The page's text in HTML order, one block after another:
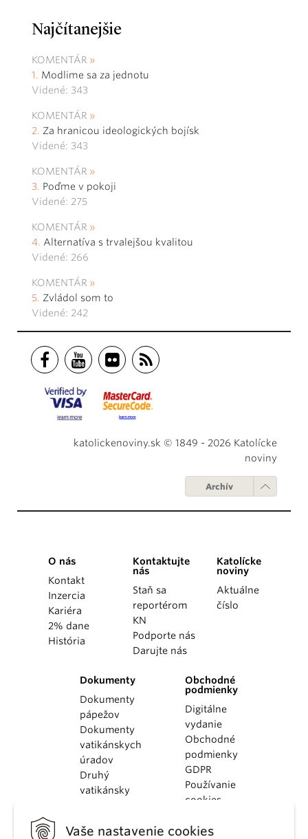
Vaše nastavenie cookies
Najčítanejšie
KOMENTÁR
Modlime sa za jednotu
Videné: 343
KOMENTÁR
Za hranicou ideologických bojísk
Videné: 343
KOMENTÁR
Poďme v pokoji
Videné: 275
KOMENTÁR
Alternatíva s trvalejšou kvalitou
Videné: 266
KOMENTÁR
Zvládol som to
Videné: 242
katolickenoviny.sk © 1849 - 2026 Katolícke
noviny
Archív
O nás
Kontakt
Inzercia
Kariéra
2% dane
História
Kontaktujte
nás
Staň sa
reportérom
KN
Podporte nás
Darujte nás
Katolícke
noviny
Aktuálne
číslo
Dokumenty
Dokumenty
pápežov
Dokumenty
vatikánskych
úradov
Druhý
vatikánsky
KBS
Obchodné
podmienky
Digitálne
vydanie
Obchodné
podmienky
GDPR
Používanie
cookies